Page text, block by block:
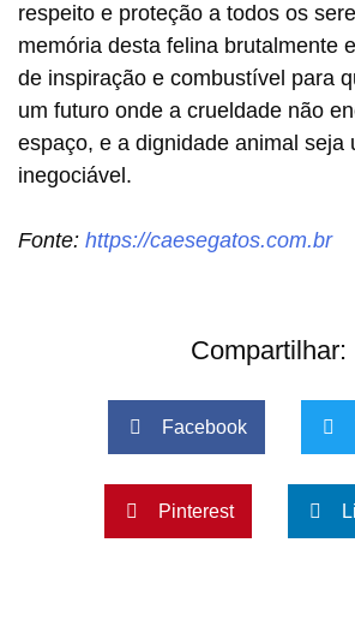
respeito e proteção a todos os
memória desta felina brutalmente
de inspiração e combustível para
um futuro onde a crueldade não
espaço, e a dignidade animal seja
inegociável.
Fonte: https://caesegatos.com.br
Compartilhar:
Facebook
Pinterest